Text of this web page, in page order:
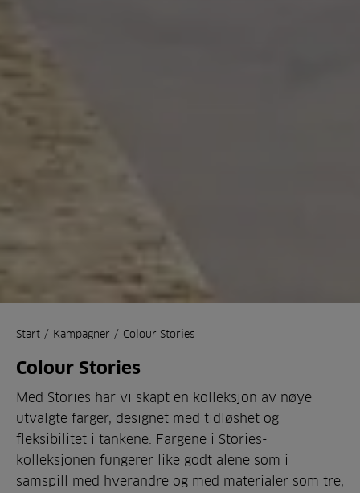
Start / Kampagner / Colour Stories
Colour Stories
Med Stories har vi skapt en kolleksjon av nøye
utvalgte farger, designet med tidløshet og
fleksibilitet i tankene. Fargene i Stories-
kolleksjonen fungerer like godt alene som i
samspill med hverandre og med materialer som tre,